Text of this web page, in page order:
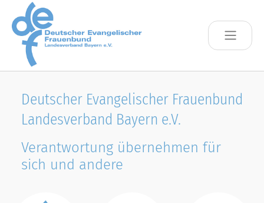
Skip to main content
Deutscher Evangelischer Frauenbund
Landesverband Bayern e.V.
Verantwortung übernehmen für
sich und andere